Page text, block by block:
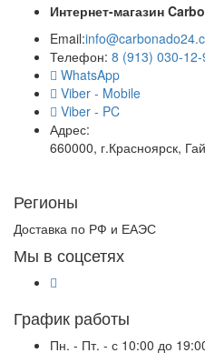
Интернет-магазин
Email:
Телефон: 8 (913) 030-12-
WhatsApp
Viber - Mobile
Viber - PC
Адрес:
660000, г.Красноярск,
Регионы
Доставка по РФ и ЕАЭС
Мы в соцсетях
График работы
Пн. - Пт. - с 10:00 до